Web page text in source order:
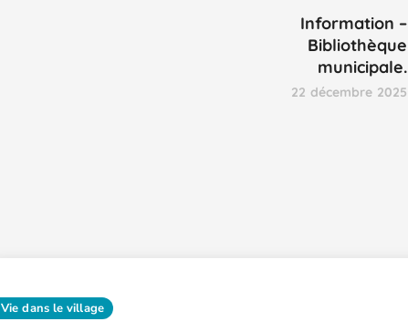
Information –
Bibliothèque
municipale.
22 décembre 2025
Vie dans le village